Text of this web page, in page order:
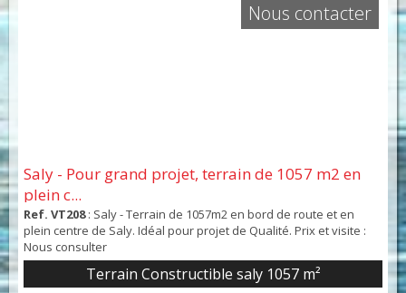
Saly - Pour grand projet, terrain de 1057 m2 en
plein c...
Ref. VT208: Saly - Terrain de 1057m2 en bord de route et en
plein centre de Saly. Idéal pour projet de Qualité. Prix et visite :
Nous consulter
Terrain Constructible saly 1057 m²
Nous contacter